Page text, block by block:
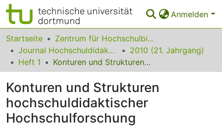
Anmelden
Bereiche & Sammlungen
Das gesamte Repositorium
FAQ
Leitlinien
Startseite
Zentrum für Hochschulbildung (zhb)
Journal Hochschuldidaktik
2010 (21. Jahrgang)
Heft 1
Konturen und Strukturen hochschuldidaktischer Hochschulforschung
Konturen und Strukturen
hochschuldidaktischer
Hochschulforschung